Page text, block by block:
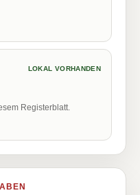
LOKAL VORHANDEN
Registerblatt.